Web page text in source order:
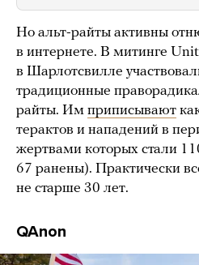
Но альт-райты активны
в интернете. В митинге
в Шарлотсвилле
традиционные
райты. Им приписывают
терактов и нападений в
жертвами которых стали
67 ранены). Практически
не старше 30 лет.
QAnon